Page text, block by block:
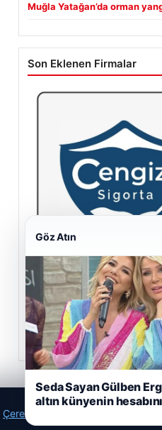
Muğla Yatağan’da orman
Son Eklenen Firmalar
Cengiz Sigorta
23/06/2026
Çerez Politikamız
Göz Atın
Seda Sayan Gülben
altın künyenin